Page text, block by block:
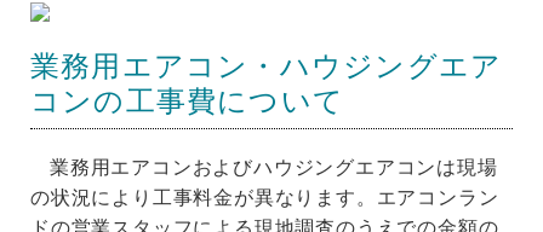
業務用エアコン・ハウジングエア
コンの工事費について
業務用エアコンおよびハウジングエアコンは現場
の状況により工事料金が異なります。エアコンラン
ドの営業スタッフによる現地調査のうえでの金額の